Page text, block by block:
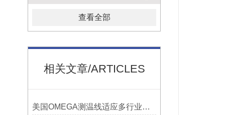
查看全部
相关文章/ARTICLES
美国OMEGA测温线适应多行业需求